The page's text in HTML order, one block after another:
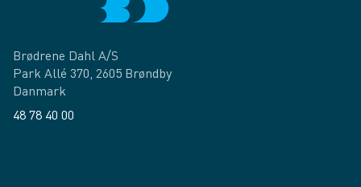
Brødrene Dahl A/S
Park Allé 370, 2605 Brøndby
Danmark
48 78 40 00